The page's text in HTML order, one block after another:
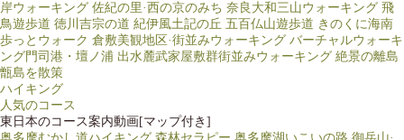
岸ウォーキング 佐紀の里·西の京のみち 奈良大和三山ウォーキング 飛
鳥遊歩道 徳川吉宗の道 紀伊風土記の丘 五百仏山遊歩道 きのくに海南
歩っとウォーク 倉敷美観地区·街並みウォーキング バーチャルウォーキ
ング門司港・壇ノ浦 出水麓武家屋敷群街並みウォーキング 絶景の離島
甑島を散策
ハイキング
人気のコース
東日本のコース案内動画[マップ付き]